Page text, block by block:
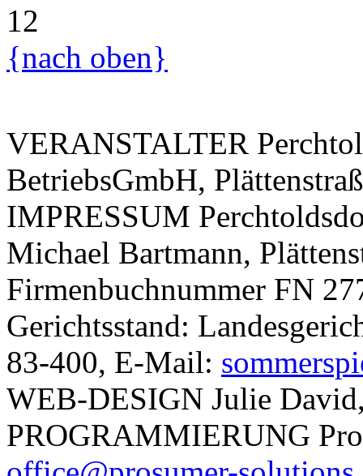
12
{nach oben}
VERANSTALTER
BetriebsGmbH,
IMPRESSUM
Michael Bartmann,
Firmenbuchnummer FN
Gerichtsstand:
83-400, E-Mail:
WEB-DESIGN Julie
PROGRAMMIERUNG